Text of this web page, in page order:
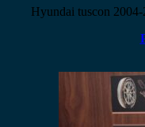
Hyundai tuscon 2004-